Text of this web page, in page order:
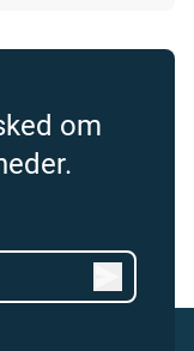
om